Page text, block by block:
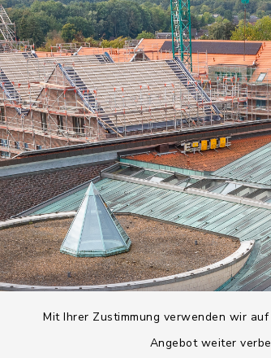
Mit Ihrer Zustimmung verwenden wir
Angebot weiter